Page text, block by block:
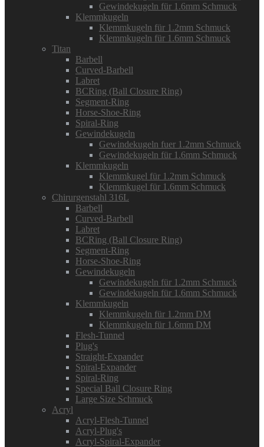
Gewindekugeln für 1.6mm Schmuck
Klemmkugeln
Klemmkugeln für 1.2mm Schmuck
Klemmkugeln für 1.6mm Schmuck
Titan
Barbell
Curved-Barbell
Labret
BCRing (Ball Closure Ring)
Segment-Ring
Horse-Shoe-Ring
Spiral-Ring
Gewindekugeln
Gewindekugeln fuer 1.2mm Schmuck
Gewindekugeln für 1.6mm Schmuck
Klemmkugeln
Klemmkugel für 1.2mm Schmuck
Klemmkugel für 1.6mm Schmuck
Chirurgenstahl 316L
Barbell
Curved-Barbell
Labret
BCRing (Ball Closure Ring)
Segment-Ring
Horse-Shoe-Ring
Gewindekugeln
Gewindekugeln für 1.2mm Schmuck
Gewindekugeln für 1.6mm Schmuck
Klemmkugeln
Klemmkugeln für 1.2mm DM
Klemmkugeln für 1.6mm DM
Flesh-Tunnel
Plug's
Straight-Expander
Spiral-Expander
Spiral-Ring
Special Ball Closure Ring
Large Size Schmuck
Acryl
Acryl-Flesh-Tunnel
Acryl-Plug's
Acryl-Spiral-Expander